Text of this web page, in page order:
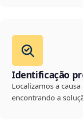
Identificação
Localizamos a
encontrando a